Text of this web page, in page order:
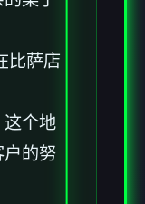
比萨店
这个地
户的努